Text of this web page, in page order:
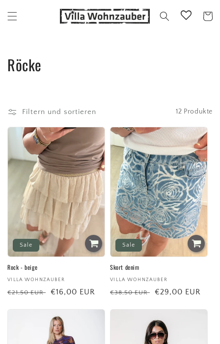
zum
Inhalt
K
e
o
r
Röcke
Filtern und sortieren 12 Produkte
Sale
Rock - beige
Anbieter:
VILLA WOHNZAUBER
Normaler
€21,50 EUR Verkaufspreis
€16,00 EUR
Sale
Skort denim
Anbieter:
VILLA WOHNZAUBER
Normaler
€38,50 EUR Verkaufspreis
€29,00 EUR